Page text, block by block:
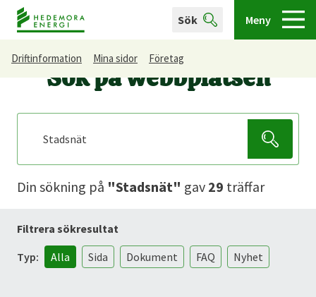
Sök Meny
Driftinformation Mina sidor Företag
Sök på webbplatsen
Din sökning på "Stadsnät" gav 29 träffar
Filtrera sökresultat
Typ:
Alla Sida Dokument FAQ Nyhet